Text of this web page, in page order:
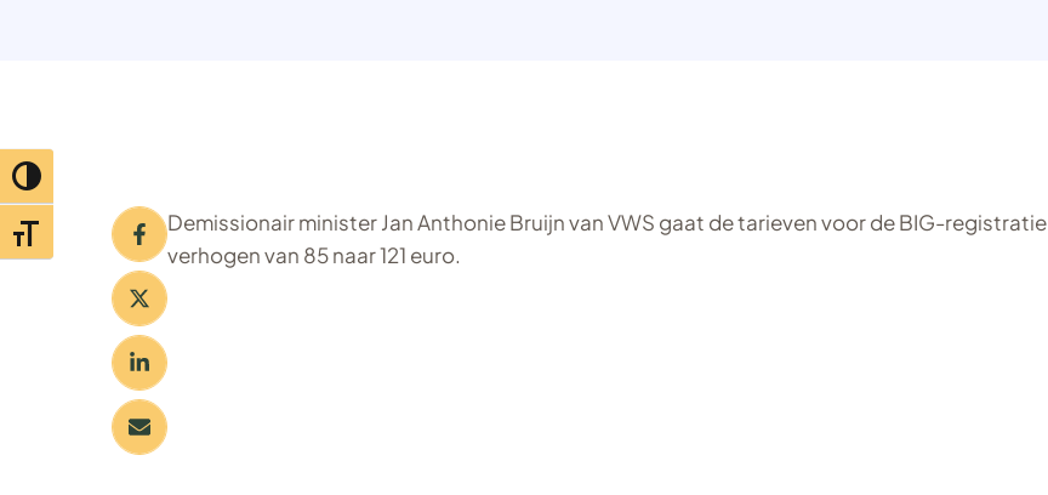
Toggle hoog contrast
Toggle lettertypegrootte
Demissionair minister Jan Anthonie Bruijn van VWS gaat de tarieven voor de BIG-registratie
verhogen van 85 naar 121 euro.